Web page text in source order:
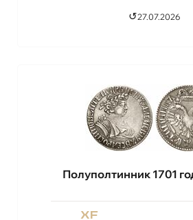
↺27.07.2026
Полуполтинник 1701
xf